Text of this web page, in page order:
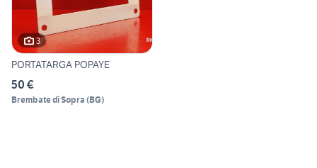
3
PORTATARGA POPAYE
50 €
Brembate di Sopra (BG)